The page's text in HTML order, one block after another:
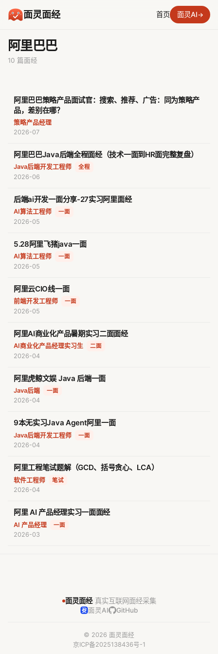
面灵面经 首页 面灵AI→
阿里巴巴
10 篇面经
阿里巴巴策略产品面试官：搜索、推荐、广告：同为策略产
品，差别在哪？
策略产品经理
2026-07
阿里巴巴Java后端全程面经（技术一面到HR面完整复盘）
Java后端开发工程师 全程
2026-06
后端ai开发一面分享-27实习阿里面经
AI算法工程师 一面
2026-05
5.28阿里飞猪java一面
AI算法工程师 一面
2026-05
阿里云CIO线一面
前端开发工程师 一面
2026-05
阿里AI商业化产品暑期实习二面面经
AI商业化产品经理实习生 二面
2026-04
阿里虎鲸文娱 Java 后端一面
Java后端 一面
2026-04
9本无实习Java Agent阿里一面
Java后端开发工程师 一面
2026-04
阿里工程笔试题解（GCD、括号贪心、LCA）
软件工程师 笔试
2026-04
阿里 AI 产品经理实习一面面经
AI 产品经理 一面
2026-03
面灵面经/ 真实互联网面经采集
面灵AI GitHub
© 2026 面灵面经
京ICP备2025138436号-1